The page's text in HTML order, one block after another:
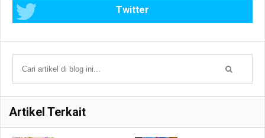
Twitter
Artikel Terkait